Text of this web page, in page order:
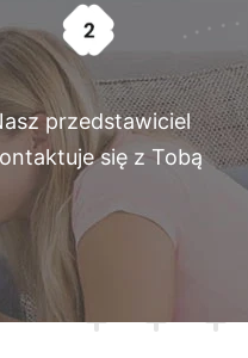
przedstawiciel
się z Tobą